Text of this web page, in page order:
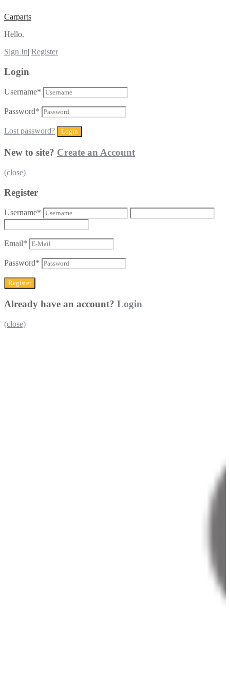
Carparts
Hello.
Sign In| Register
Login
Username*
Password*
Lost password?
New to site? Create an Account
(close)
Register
Username*
Email*
Password*
Already have an account? Login
(close)